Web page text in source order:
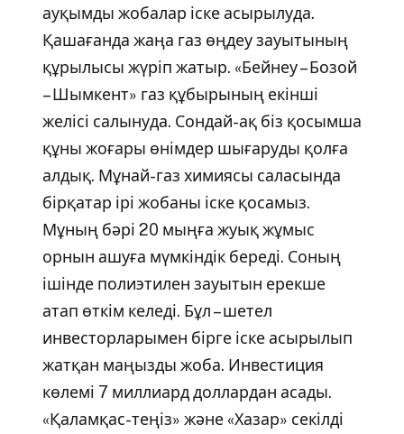
ауқымды жобалар іске асырылуда.
Қашағанда жаңа газ өңдеу зауытының
құрылысы жүріп жатыр. «Бейнеу – Бозой
– Шымкент» газ құбырының екінші
желісі салынуда. Сондай-ақ біз қосымша
құны жоғары өнімдер шығаруды қолға
алдық. Мұнай-газ химиясы саласында
бірқатар ірі жобаны іске қосамыз.
Мұның бәрі 20 мыңға жуық жұмыс
орнын ашуға мүмкіндік береді. Соның
ішінде полиэтилен зауытын ерекше
атап өткім келеді. Бұл – шетел
инвесторларымен бірге іске асырылып
жатқан маңызды жоба. Инвестиция
көлемі 7 миллиард доллардан асады.
«Қаламқас-теңіз» және «Хазар» секілді